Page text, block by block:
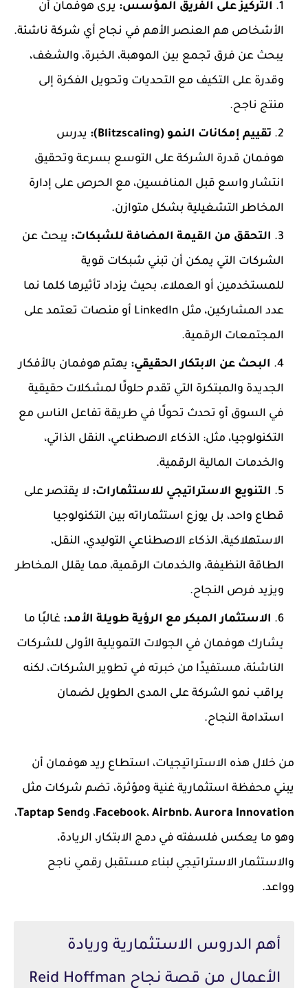
التركيز على الفريق المؤسس: يرى هوفمان أن
الأشخاص هم العنصر الأهم في نجاح أي شركة ناشئة.
يبحث عن فرق تجمع بين الموهبة، الخبرة، والشغف،
وقدرة على التكيف مع التحديات وتحويل الفكرة إلى
منتج ناجح.
تقييم إمكانات النمو (Blitzscaling):
يدرس
هوفمان قدرة الشركة على التوسع بسرعة وتحقيق
انتشار واسع قبل المنافسين، مع الحرص على إدارة
المخاطر التشغيلية بشكل متوازن.
التحقق من القيمة المضافة للشبكات: يبحث عن
الشركات التي يمكن أن تبني شبكات قوية
للمستخدمين أو العملاء، بحيث يزداد تأثيرها كلما نما
عدد المشاركين، مثل LinkedIn أو منصات تعتمد على
المجتمعات الرقمية.
البحث عن الابتكار الحقيقي: يهتم هوفمان بالأفكار
الجديدة والمبتكرة التي تقدم حلولًا لمشكلات حقيقية
في السوق أو تحدث تحولًا في طريقة تفاعل الناس مع
التكنولوجيا، مثل: الذكاء الاصطناعي، النقل الذاتي،
والخدمات المالية الرقمية.
التنويع الاستراتيجي للاستثمارات: لا يقتصر على
قطاع واحد، بل يوزع استثماراته بين التكنولوجيا
الاستهلاكية، الذكاء الاصطناعي التوليدي، النقل،
الطاقة النظيفة، والخدمات الرقمية، مما يقلل المخاطر
ويزيد فرص النجاح.
الاستثمار المبكر مع الرؤية طويلة الأمد: غالبًا ما
يشارك هوفمان في الجولات التمويلية الأولى للشركات
الناشئة، مستفيدًا من خبرته في تطوير الشركات، لكنه
يراقب نمو الشركة على المدى الطويل لضمان
استدامة النجاح.
من خلال هذه الاستراتيجيات، استطاع ريد هوفمان أن
يبني محفظة استثمارية غنية ومؤثرة، تضم شركات مثل
Facebook، Airbnb، Aurora Innovation ، وTaptap Send،
وهو ما يعكس فلسفته في دمج الابتكار، الريادة،
والاستثمار الاستراتيجي لبناء مستقبل رقمي ناجح
وواعد.
أهم الدروس الاستثمارية وريادة
الأعمال من قصة نجاح Reid Hoffman